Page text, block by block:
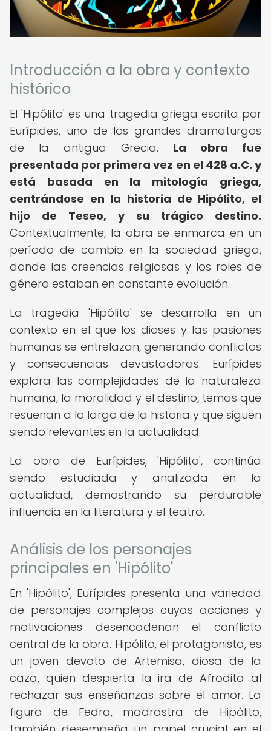
Introducción a la obra y contexto
histórico
El 'Hipólito' es una tragedia griega escrita por
Eurípides, uno de los grandes dramaturgos
de la antigua Grecia. La obra fue
presentada por primera vez en el 428 a.C. y
está basada en la mitología griega,
centrándose en la historia de Hipólito, el
hijo de Teseo, y su trágico destino.
Contextualmente, la obra se enmarca en un
período de cambio en la sociedad griega,
donde las creencias religiosas y los roles de
género estaban en constante evolución.
La tragedia 'Hipólito' se desarrolla en un
contexto en el que los dioses y las pasiones
humanas se entrelazan, generando conflictos
y consecuencias devastadoras. Eurípides
explora las complejidades de la naturaleza
humana, la moralidad y el destino, temas que
resuenan a lo largo de la historia y que siguen
siendo relevantes en la actualidad.
La obra de Eurípides, 'Hipólito', continúa
siendo estudiada y analizada en la
actualidad, demostrando su perdurable
influencia en la literatura y el teatro.
Análisis de los personajes
principales en 'Hipólito'
En 'Hipólito', Eurípides presenta una variedad
de personajes complejos cuyas acciones y
motivaciones desencadenan el conflicto
central de la obra. Hipólito, el protagonista, es
un joven devoto de Artemisa, diosa de la
caza, quien despierta la ira de Afrodita al
rechazar sus enseñanzas sobre el amor. La
figura de Fedra, madrastra de Hipólito,